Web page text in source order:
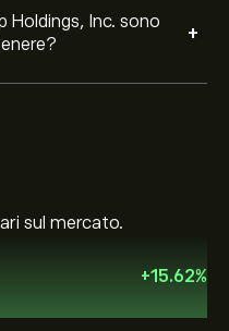
Holdings, Inc. sono
+
sul mercato.
+15.62%